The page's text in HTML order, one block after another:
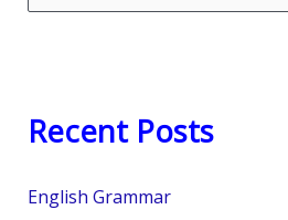
f
Recent Posts
English Grammar